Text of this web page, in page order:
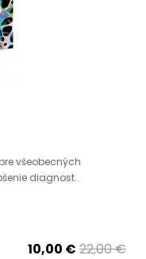
všeobecných
diagnost..
10,00 € 22,00 €